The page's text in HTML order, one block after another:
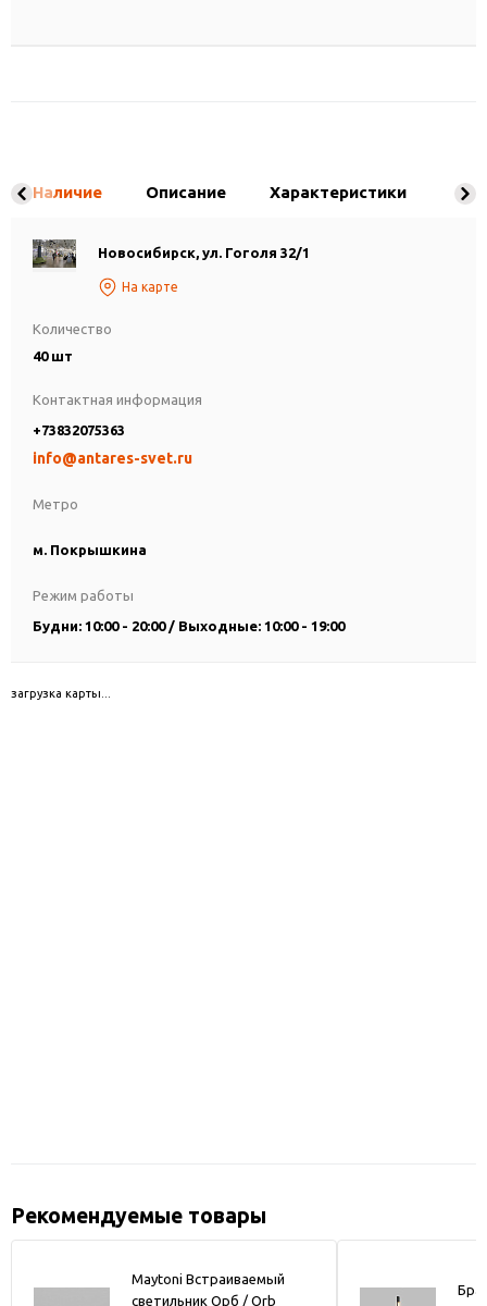
Наличие Описание Характеристики
Новосибирск, ул. Гоголя 32/1
На карте
Количество
40 шт
Метро
м. Покрышкина
Контактная информация
+73832075363
info@antares-svet.ru
Режим работы
Будни: 10:00 - 20:00 / Выходные: 10:00 - 19:00
загрузка карты...
Рекомендуемые товары
Maytoni Встраиваемый
светильник Орб / Orb
Бра